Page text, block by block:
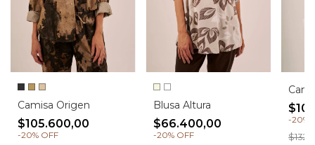
Camisa Origen
$105.600,00
-20% OFF
Blusa Altura
$66.400,00
-20% OFF
-20%